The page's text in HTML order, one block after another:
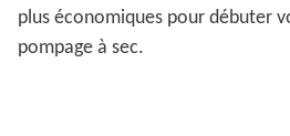
plus économiques pour débuter
pompage à sec.